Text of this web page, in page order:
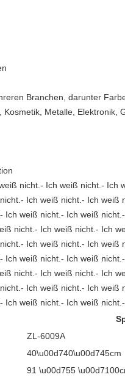
Branchen, darunter
Kosmetik, Metalle, Elektronik,
nicht.- Ich weiß nicht.- Ich
Ich weiß nicht.- Ich
Ich weiß nicht.- Ich weiß
nicht.- Ich weiß nicht.- Ich
Ich weiß nicht.- Ich
Ich weiß nicht.- Ich weiß
nicht.- Ich weiß nicht.- Ich
Ich weiß nicht.- Ich
Ich weiß nicht.- Ich weiß
ZL-6009A
40\u00d740\u00d745cm
91 \u00d755